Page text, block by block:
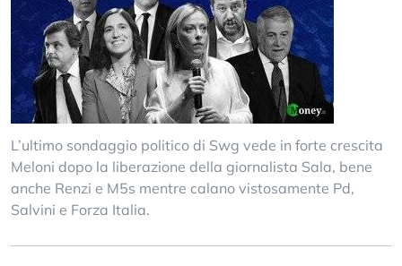
L’ultimo sondaggio politico di Swg vede in forte crescita
Meloni dopo la liberazione della giornalista Sala, bene
anche Renzi e M5s mentre calano vistosamente Pd,
Salvini e Forza Italia.